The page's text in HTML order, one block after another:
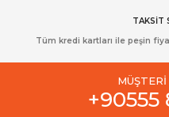
TAKSİT
Tüm kredi kartları ile peşin
+90555